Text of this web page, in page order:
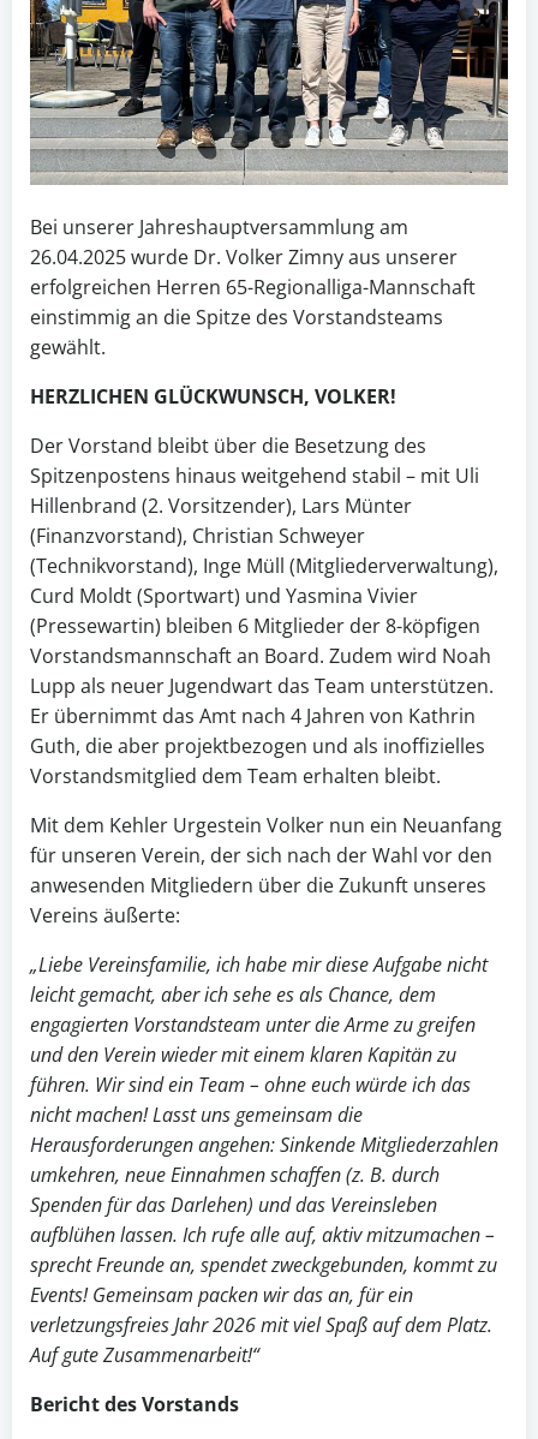
Bei unserer Jahreshauptversammlung am
26.04.2025 wurde Dr. Volker Zimny aus unserer
erfolgreichen Herren 65-Regionalliga-Mannschaft
einstimmig an die Spitze des Vorstandsteams
gewählt.
HERZLICHEN GLÜCKWUNSCH, VOLKER!
Der Vorstand bleibt über die Besetzung des
Spitzenpostens hinaus weitgehend stabil – mit Uli
Hillenbrand (2. Vorsitzender), Lars Münter
(Finanzvorstand), Christian Schweyer
(Technikvorstand), Inge Müll (Mitgliederverwaltung),
Curd Moldt (Sportwart) und Yasmina Vivier
(Pressewartin) bleiben 6 Mitglieder der 8-köpfigen
Vorstandsmannschaft an Board. Zudem wird Noah
Lupp als neuer Jugendwart das Team unterstützen.
Er übernimmt das Amt nach 4 Jahren von Kathrin
Guth, die aber projektbezogen und als inoffizielles
Vorstandsmitglied dem Team erhalten bleibt.
Mit dem Kehler Urgestein Volker nun ein Neuanfang
für unseren Verein, der sich nach der Wahl vor den
anwesenden Mitgliedern über die Zukunft unseres
Vereins äußerte:
„Liebe Vereinsfamilie, ich habe mir diese Aufgabe nicht
leicht gemacht, aber ich sehe es als Chance, dem
engagierten Vorstandsteam unter die Arme zu greifen
und den Verein wieder mit einem klaren Kapitän zu
führen. Wir sind ein Team – ohne euch würde ich das
nicht machen! Lasst uns gemeinsam die
Herausforderungen angehen: Sinkende Mitgliederzahlen
umkehren, neue Einnahmen schaffen (z. B. durch
Spenden für das Darlehen) und das Vereinsleben
aufblühen lassen. Ich rufe alle auf, aktiv mitzumachen –
sprecht Freunde an, spendet zweckgebunden, kommt zu
Events! Gemeinsam packen wir das an, für ein
verletzungsfreies Jahr 2026 mit viel Spaß auf dem Platz.
Auf gute Zusammenarbeit!“
Bericht des Vorstands